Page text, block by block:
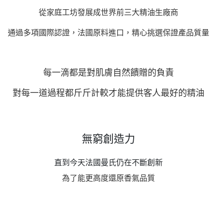
從家庭工坊發展成世界前三大精油生廠商
通過多項國際認證，法國原料進口，精心挑選保證產品質量
每一滴都是對肌膚自然饋贈的負責
對每一道過程都斤斤計較才能提供客人最好的精油
無窮創造力
直到今天法國曼氏仍在不斷創新
為了能更高度還原香氣品質